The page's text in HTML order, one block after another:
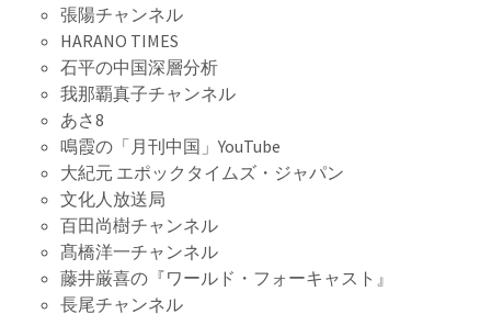
張陽チャンネル
HARANO TIMES
石平の中国深層分析
我那覇真子チャンネル
あさ8
鳴霞の「月刊中国」YouTube
大紀元 エポックタイムズ・ジャパン
文化人放送局
百田尚樹チャンネル
髙橋洋一チャンネル
藤井厳喜の『ワールド・フォーキャスト』
長尾チャンネル